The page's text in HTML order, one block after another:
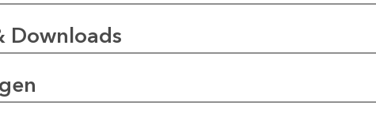
Downloads